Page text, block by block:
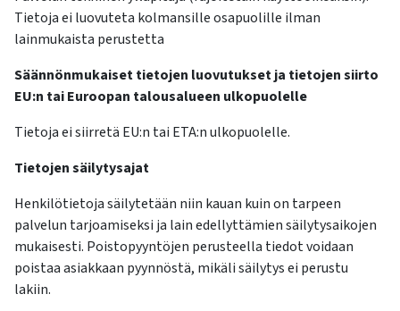
Tietoja ei luovuteta kolmansille osapuolille ilman
lainmukaista perustetta
Säännönmukaiset tietojen luovutukset ja tietojen siirto
EU:n tai Euroopan talousalueen ulkopuolelle
Tietoja ei siirretä EU:n tai ETA:n ulkopuolelle.
Tietojen säilytysajat
Henkilötietoja säilytetään niin kauan kuin on tarpeen
palvelun tarjoamiseksi ja lain edellyttämien säilytysaikojen
mukaisesti. Poistopyyntöjen perusteella tiedot voidaan
poistaa asiakkaan pyynnöstä, mikäli säilytys ei perustu
lakiin.